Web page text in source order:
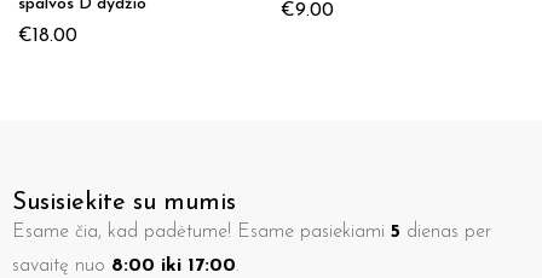
spalvos D dydžio
€18.00
€9.00
Susisiekite su mumis
Esame čia, kad padėtume! Esame pasiekiami 5 dienas per
savaitę nuo 8:00 iki 17:00.